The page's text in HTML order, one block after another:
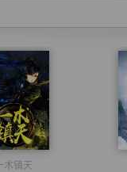
术镇天